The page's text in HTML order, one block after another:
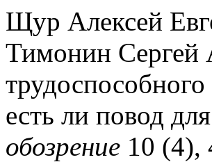
Щур Алексей
Тимонин Сергей
есть ли повод
обозрение 10 (4),